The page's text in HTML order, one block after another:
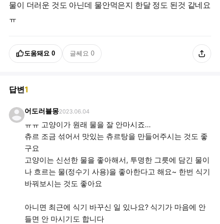
물이 더러운 것도 아닌데 물안먹은지 한달 정도 된것 같네요
ㅠ
도움돼요 0 글쎄요 0
답변1
어도러블몽2023.06.04
ㅠㅠ 고양이가 원래 물을 잘 안마시죠...
츄르 조금 섞어서 맛있는 츄르탕을 만들어주시는 것도 좋
구요
고양이는 신선한 물을 좋아해서, 투명한 그릇에 담긴 물이
나 흐르는 물(정수기 사용)을 좋아한다고 해요~ 한번 식기
바꿔보시는 것도 좋아요
아니면 최근에 식기 바꾸신 일 있나요? 식기가 마음에 안
들면 안 마시기도 합니다